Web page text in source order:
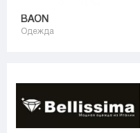
BAON
Одежда